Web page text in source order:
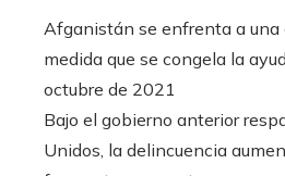
Afganistán se enfrenta a una
medida que se congela la
octubre de 2021
Bajo el gobierno anterior
Unidos, la delincuencia